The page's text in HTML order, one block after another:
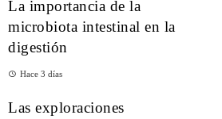
La importancia de la
microbiota intestinal en la
digestión
Hace 3 días
Las exploraciones